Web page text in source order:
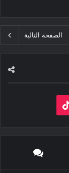
الصفحة التالية